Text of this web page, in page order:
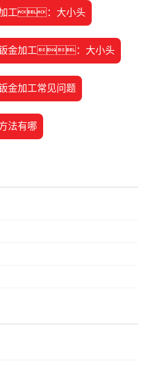
工：大小头
金加工：大小头
金加工常见问题
法有哪